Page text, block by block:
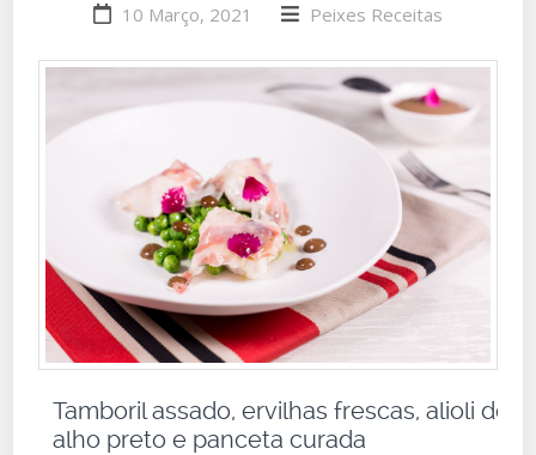
10 Março, 2021 Peixes Receitas
Tamboril assado, ervilhas frescas, alioli de
alho preto e panceta curada